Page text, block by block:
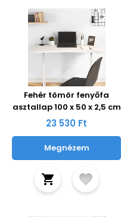
Fehér tömör fenyőfa
asztallap 100 x 50 x 2,5 cm
23 530 Ft
Megnézem